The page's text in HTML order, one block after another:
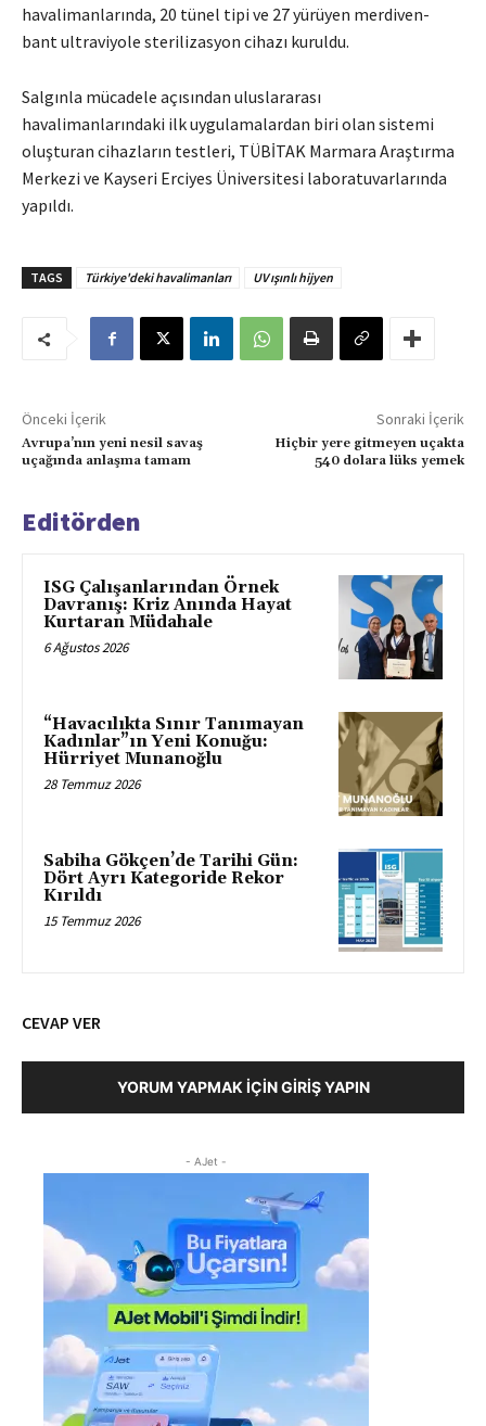
havalimanlarında, 20 tünel tipi ve 27 yürüyen merdiven-
bant ultraviyole sterilizasyon cihazı kuruldu.
Salgınla mücadele açısından uluslararası
havalimanlarındaki ilk uygulamalardan biri olan sistemi
oluşturan cihazların testleri, TÜBİTAK Marmara Araştırma
Merkezi ve Kayseri Erciyes Üniversitesi laboratuvarlarında
yapıldı.
TAGS Türkiye'deki havalimanları UV ışınlı hijyen
Önceki İçerik
Avrupa’nın yeni nesil savaş
uçağında anlaşma tamam
Sonraki İçerik
Hiçbir yere gitmeyen uçakta
540 dolara lüks yemek
Editörden
ISG Çalışanlarından Örnek
Davranış: Kriz Anında Hayat
Kurtaran Müdahale
6 Ağustos 2026
“Havacılıkta Sınır Tanımayan
Kadınlar”ın Yeni Konuğu:
Hürriyet Munanoğlu
28 Temmuz 2026
Sabiha Gökçen’de Tarihi Gün:
Dört Ayrı Kategoride Rekor
Kırıldı
15 Temmuz 2026
CEVAP VER
YORUM YAPMAK İÇIN GIRIŞ YAPIN
- AJet -